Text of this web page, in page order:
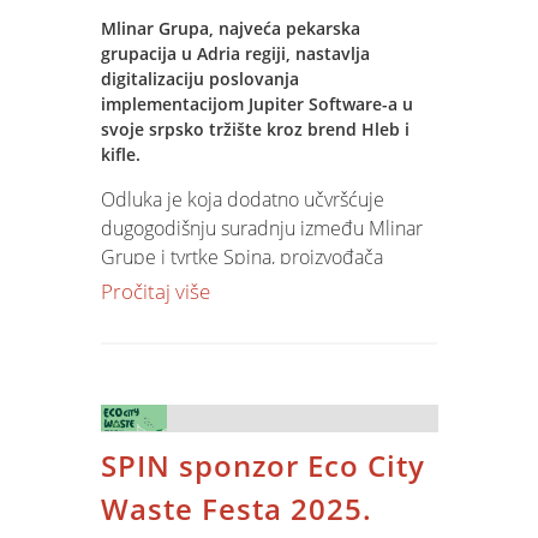
Mlinar Grupa, najveća pekarska
grupacija u Adria regiji, nastavlja
digitalizaciju poslovanja
implementacijom Jupiter Software-a u
svoje srpsko tržište kroz brend Hleb i
kifle.
Odluka je koja dodatno učvršćuje
dugogodišnju suradnju između Mlinar
Grupe i tvrtke Spina, proizvođača
Jupiter Software-a.
mjesta i tržištem od 16 milijuna
stanovnika. Korištenjem Jupiter
Software-a u svim poslovnim
jedinicama, grupacija postiže višu
razinu operativne učinkovitosti,
Pročitaj više
SPIN sponzor Eco City
Waste Festa 2025.